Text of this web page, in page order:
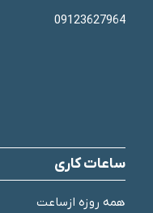
09123627964
ساعات کاری
همه روزه ازساعت